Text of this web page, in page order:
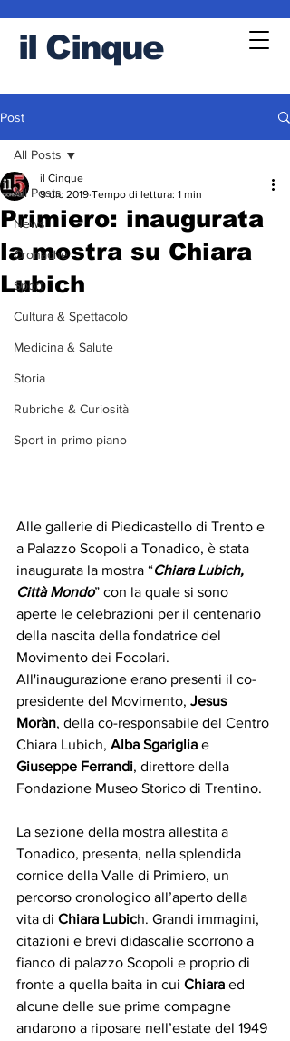
il Cinque
Post
All Posts
News
Cronache
Sport
Cultura & Spettacolo
Medicina & Salute
Storia
Rubriche & Curiosità
Sport in primo piano
All Posts
Primiero: inaugurata
la mostra su Chiara
Lubich
il Cinque
9 dic 2019 Tempo di lettura: 1 min
Alle gallerie di Piedicastello di Trento e
a Palazzo Scopoli a Tonadico, è stata
inaugurata la mostra “Chiara Lubich,
Città Mondo” con la quale si sono
aperte le celebrazioni per il centenario
della nascita della fondatrice del
Movimento dei Focolari.
All'inaugurazione erano presenti il co-
presidente del Movimento, Jesus
Moràn, della co-responsabile del Centro
Chiara Lubich, Alba Sgariglia e
Giuseppe Ferrandi, direttore della
Fondazione Museo Storico di Trentino.
La sezione della mostra allestita a
Tonadico, presenta, nella splendida
cornice della Valle di Primiero, un
percorso cronologico all’aperto della
vita di Chiara Lubich. Grandi immagini,
citazioni e brevi didascalie scorrono a
fianco di palazzo Scopoli e proprio di
fronte a quella baita in cui Chiara ed
alcune delle sue prime compagne
andarono a riposare nell’estate del 1949